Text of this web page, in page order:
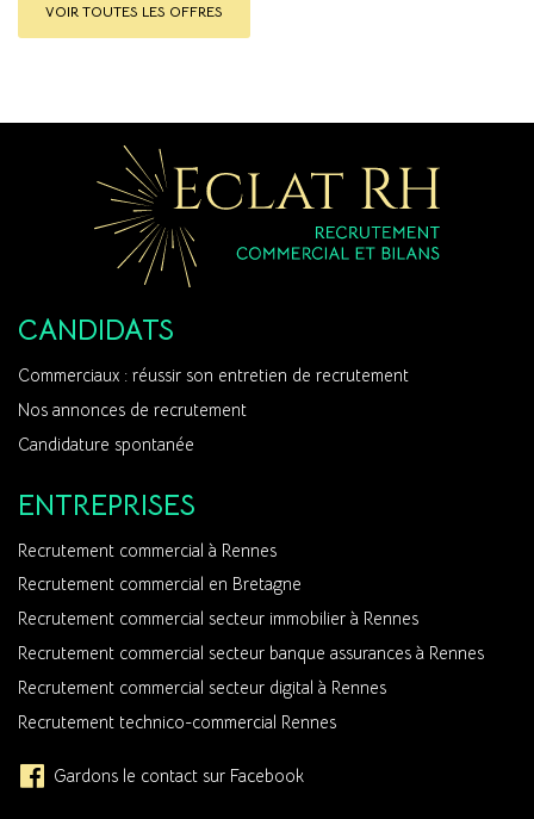
VOIR TOUTES LES OFFRES
CANDIDATS
Commerciaux : réussir son entretien de recrutement
Nos annonces de recrutement
Candidature spontanée
ENTREPRISES
Recrutement commercial à Rennes
Recrutement commercial en Bretagne
Recrutement commercial secteur immobilier à Rennes
Recrutement commercial secteur banque assurances à Rennes
Recrutement commercial secteur digital à Rennes
Recrutement technico-commercial Rennes
Gardons le contact sur Facebook